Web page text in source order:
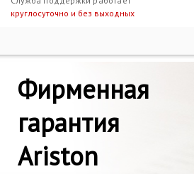
круглосуточно и без выходных
Фирменная
гарантия
Ariston